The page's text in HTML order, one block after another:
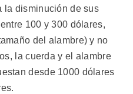
la disminución de sus
100 y 300 dólares,
del alambre) y no
la cuerda y el alambre
desde 1000 dólares